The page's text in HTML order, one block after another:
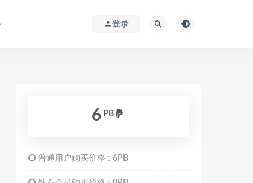
登录
6 PB
普通用户购买价格 : 6PB